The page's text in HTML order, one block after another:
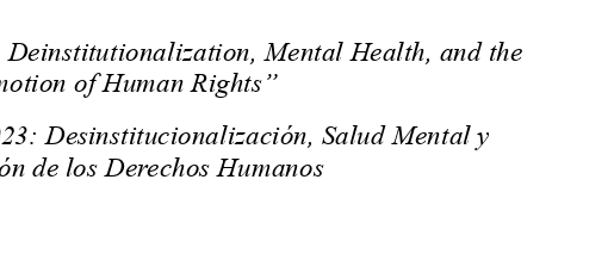
Deinstitutionalization, Mental Health, and the
of Human Rights”
Desinstitucionalización, Salud Mental y
de los Derechos Humanos